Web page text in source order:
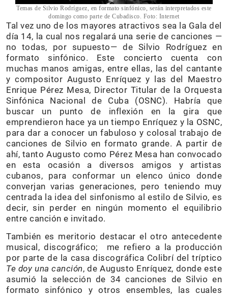
Temas de Silvio Rodríguez, en formato sinfónico, serán interpretados este
domingo como parte de Cubadisco. Foto: Internet
Tal vez uno de los mayores atractivos sea la Gala del
día 14, la cual nos regalará una serie de canciones —
no todas, por supuesto— de Silvio Rodríguez en
formato sinfónico. Este concierto cuenta con
muchas manos amigas, entre ellas, las del cantante
y compositor Augusto Enríquez y las del Maestro
Enrique Pérez Mesa, Director Titular de la Orquesta
Sinfónica Nacional de Cuba (OSNC). Habría que
buscar un punto de inflexión en la gira que
emprendieron hace ya un tiempo Enríquez y la OSNC,
para dar a conocer un fabuloso y colosal trabajo de
canciones de Silvio en formato grande. A partir de
ahí, tanto Augusto como Pérez Mesa han convocado
en esta ocasión a diversos amigos y artistas
cubanos, para conformar un elenco único donde
converjan varias generaciones, pero teniendo muy
centrada la idea del sinfonismo al estilo de Silvio, es
decir, sin perder en ningún momento el equilibrio
entre canción e invitado.
También es meritorio destacar el otro antecedente
musical, discográfico; me refiero a la producción
por parte de la casa discográfica Colibrí del tríptico
Te doy una canción, de Augusto Enríquez, donde este
asumió la selección de 34 canciones de Silvio en
formato sinfónico y otros ensembles, las cuales